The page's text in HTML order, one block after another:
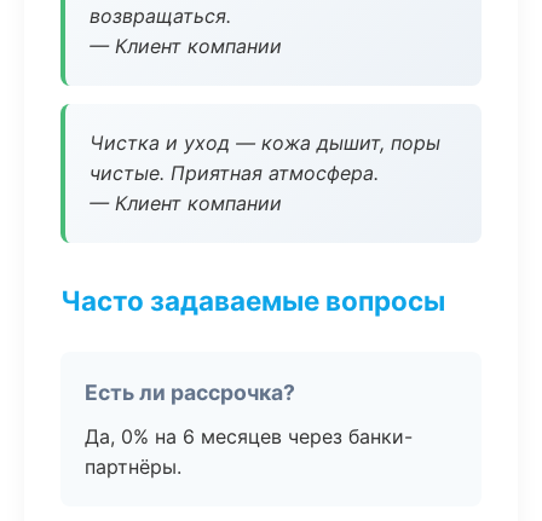
возвращаться.
— Клиент компании
Чистка и уход — кожа дышит, поры
чистые. Приятная атмосфера.
— Клиент компании
Часто задаваемые вопросы
Есть ли рассрочка?
Да, 0% на 6 месяцев через банки-
партнёры.